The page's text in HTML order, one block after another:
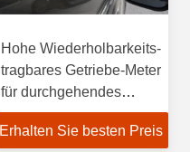
Hohe Wiederholbarkeits-
tragbares Getriebe-Meter
für durchgehendes
transparentes Material
Erhalten Sie besten Preis